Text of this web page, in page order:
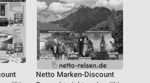
Netto Marken-Discount